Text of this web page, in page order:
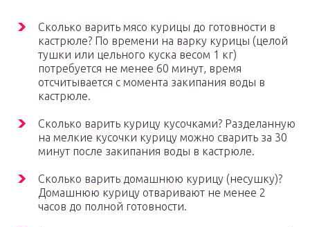
Сколько варить мясо курицы до готовности в
кастрюле? По времени на варку курицы (целой
тушки или цельного куска весом 1 кг)
потребуется не менее 60 минут, время
отсчитывается с момента закипания воды в
кастрюле.
Сколько варить курицу кусочками? Разделанную
на мелкие кусочки курицу можно сварить за 30
минут после закипания воды в кастрюле.
Сколько варить домашнюю курицу (несушку)?
Домашнюю курицу отваривают не менее 2
часов до полной готовности.